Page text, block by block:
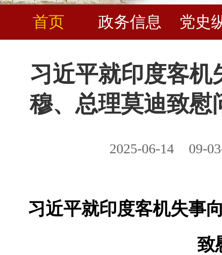
首页 政务信息 党史
习近平就印度客机
穆、总理莫迪致慰
2025-06-14 09-
习近平就印度客机失事
致